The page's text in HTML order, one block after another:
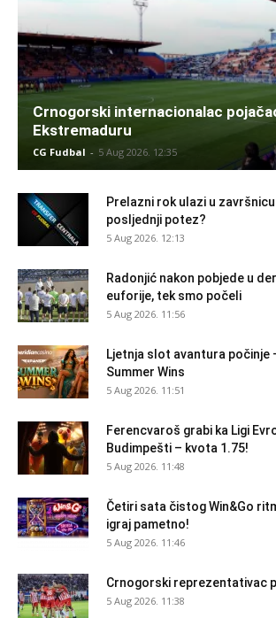
Crnogorski internacionalac
Ekstremaduru
CG Fudbal - 5 Aug 2026. 12:35
Prelazni rok ulazi u
posljednji potez?
5 Aug 2026. 12:13
Radonjić nakon pobjede u
euforije, tek smo počeli
5 Aug 2026. 11:56
Ljetnja slot avantura počinje
Summer Wins
5 Aug 2026. 11:51
Ferencvaroš grabi ka Ligi
Budimpešti – kvota 1.75!
5 Aug 2026. 11:48
Četiri sata čistog Win&Go
igraj pametno!
5 Aug 2026. 11:46
Crnogorski reprezentativac
5 Aug 2026. 11:38